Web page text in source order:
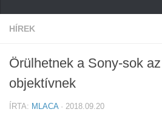
Hírek
Cikkek
Szoftver
HÍREK
Örülhetnek a Sony-sok
objektívnek
ÍRTA: MLACA· 2018.09.20